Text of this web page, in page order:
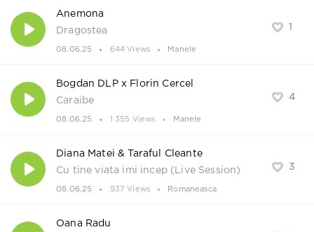
1
Anemona
Dragostea
08.06.25 644 Views Manele
4
Bogdan DLP x Florin Cercel
Caraibe
08.06.25 1 355 Views Manele
3
Diana Matei & Taraful Cleante
Cu tine viata imi incep (Live Session)
08.06.25 937 Views Romaneasca
Oana Radu